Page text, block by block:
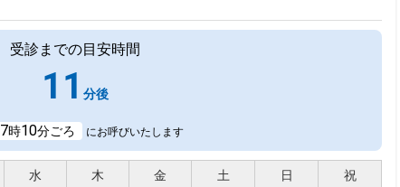
受診までの目安時間
11 分後
7時10分ごろ にお呼びいたします
水 木 金 土 日 祝